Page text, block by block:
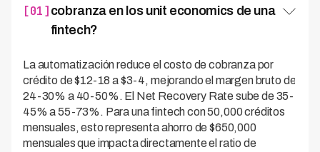
[01] cobranza en los unit economics de una
fintech?
La automatización reduce el costo de cobranza por
crédito de $12-18 a $3-4, mejorando el margen bruto de
24-30% a 40-50%. El Net Recovery Rate sube de 35-
45% a 55-73%. Para una fintech con 50,000 créditos
mensuales, esto representa ahorro de $650,000
mensuales que impacta directamente el ratio de